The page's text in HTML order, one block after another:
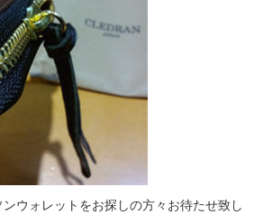
ウォレットをお探しの方々お待たせ致し